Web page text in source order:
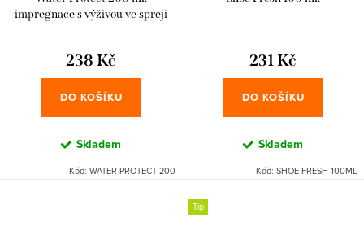
impregnace s výživou ve spreji
238 Kč
DO KOŠÍKU
Skladem
Kód: WATER PROTECT 200
231 Kč
DO KOŠÍKU
Skladem
Kód: SHOE FRESH 100ML
Tip